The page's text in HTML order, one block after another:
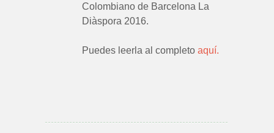
Colombiano de Barcelona La
Diàspora 2016.
Puedes leerla al completo aquí.